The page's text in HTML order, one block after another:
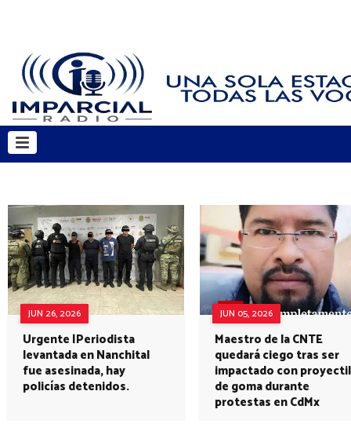
JUN 26, 2026
Urgente |Periodista
levantada en Nanchital
fue asesinada, hay
policías detenidos.
JUN 05, 2026
Maestro de la CNTE
quedará ciego tras ser
impactado con proyectil
de goma durante
protestas en CdMx